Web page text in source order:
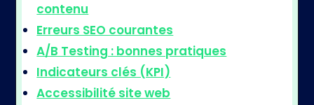
contenu
Erreurs SEO courantes
A/B Testing : bonnes pratiques
Indicateurs clés (KPI)
Accessibilité site web